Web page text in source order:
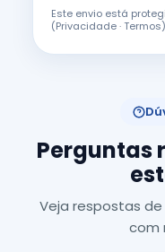
Este envio está
(Privacidade·Termos
Perguntas
Veja respostas
com